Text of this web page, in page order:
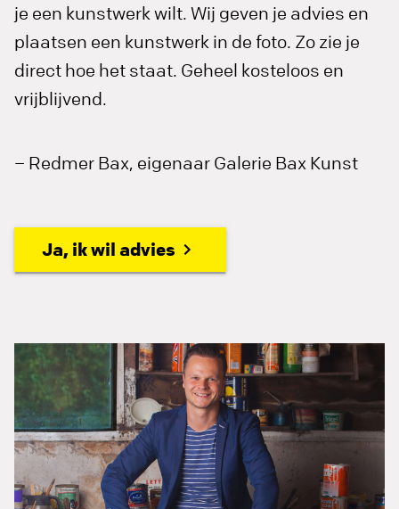
je een kunstwerk wilt. Wij geven je advies en
plaatsen een kunstwerk in de foto. Zo zie je
direct hoe het staat. Geheel kosteloos en
vrijblijvend.
– Redmer Bax, eigenaar Galerie Bax Kunst
Ja, ik wil advies